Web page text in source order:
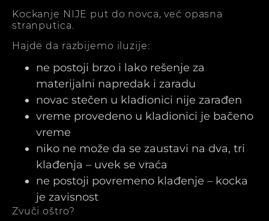
Kockanje NIJE put do novca, već opasna
stranputica.
Hajde da razbijemo iluzije:
ne postoji brzo i lako rešenje za
materijalni napredak i zaradu
novac stečen u kladionici nije zarađen
vreme provedeno u kladionici je bačeno
vreme
niko ne može da se zaustavi na dva, tri
klađenja – uvek se vraća
ne postoji povremeno klađenje – kocka
je zavisnost
Zvuči oštro?